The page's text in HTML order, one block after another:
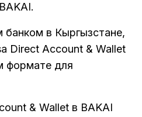
банком в Кыргызстане,
Direct Account & Wallet
формате для
& Wallet в BAKAI